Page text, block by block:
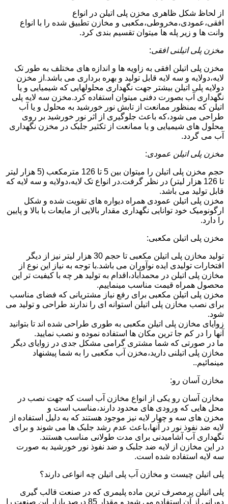
از لحاظ شکل ظاهری مخزن پلی اتیلن در انواع
افقی،عمودی،مخروطی،مکعبی و مخازن تطبیق شده را با انواع
وانت ها و زیر پله ها میتوان تقسیم بندی کرد.
مخزن پلی اتیلنی افقی:
مخزن پلی اتیلن افقی به زاویه ها و اندازه های مختلف به طور تک
لایه،دولایه و سه لایه قابل تولید و بهره برداری می باشد.از مخزن
دولایه پلی اتیلن بیشتر جهت نگهداری محلولهایی که شیمیایی و یا
نگهداری آب بصورت دفنی میتوان استفاده کرد.مخزن سه لایه پلی
اتیلن که بمنظور ممانعت از تابش نور خورشید به محلول و یا آب
طراحی می شود،که باعث جلوگیری از اثر نور خورشید بر روی
محلول های شیمیایی و یا ممانعت از تکثیر جلبک در مخزن نگهداری
آب می گردد.
مخزن پلی اتیلن عمودی:
حجم مخزن پلی اتیلن را میتوان بین 5 تا 126 مترمکعب (5 هزار لیتر
تا 126 هزار لیتر) در نظر گرفت.در انواع تک لایه،دولایه و سه لایه که
قابل تولید می باشد.
مخزن پلی اتیلن عمودی همراه دیواره های تقویت شده و شکل
ارگونومیک خود توانایی نگهداری مقدار بالایی از مایعات با بالا و پایین
را دارد.
مخزن پلی اتیلن مکعبی:
تولید مخازن پلی اتیلن مکعبی تا حجم 30 هزار لیتر نیز از دیگر
افتخارات تولیدی ایده نوآوران می باشد.با توجه به نیاز این نوع از
مخازن پلی اتیلن در محمدآباد،اقدام به تولید هر چه با کیفیت تر این
محصول همراه قیمت مناسب مینماییم.
مخزن پلی اتیلن مکعبی برای رفع نیاز مشتریانی که فضای مناسب
برای نصب مخازن پلی اتیلن استوانه ای را ندارند طراحی و تولید می
شود.
زوایای مخازن پلی اتیلن مکعبی به طوری طراحی شده اند تا بتوانید
آنها را در کم جا ترین مکان ها استفاده نموده و نصب نمایید.
ما در صورتی که شما مشتری گرامی مشکل جدی در زوایای دیگر
مخازن پلی اتیلنی دارید،مخزن آب مکعبی را به شما پیشنهاد
مینمائیم..
مخازن آسان رو:
مخازن آسان رو یکی از انواع مخازن آب است که جهت نصب در
محل هایی که ورودی های محدود دارند،مناسب است و
مخزن های سه و چهار لایه نیز موجود هستند که به دلیل استفاده از
لایه ضد نفوذ نور در آنها،باعث عدم رشد جلبک ها می شوند و برای
نگهداری آب آشامیدنی برای مدت طولانی مناسب هستند.
در این مخازن از لایه ضد جلبک و ضد نفوذ نور خورشید به صورت
سه لایه استفاده شده است.
پلی اتیلن چیست و مخازن آب پلی اتیلن چه انواعی دارند؟
پلی اتیلن پرمصرف ترین ماده پلیمری که در صنعت قالب گیری
دورانی از آن استفاده می شود و مقدار 85 درصد بازار این صنعت را